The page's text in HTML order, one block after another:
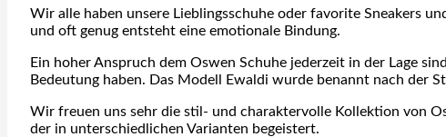
Wir alle haben unsere Lieblingsschuhe oder favorite Sneakers
und oft genug entsteht eine emotionale Bindung.
Ein hoher Anspruch dem Oswen Schuhe jederzeit in der Lage
Bedeutung haben. Das Modell Ewaldi wurde benannt nach der
Wir freuen uns sehr die stil- und charaktervolle Kollektion von
der in unterschiedlichen Varianten begeistert.